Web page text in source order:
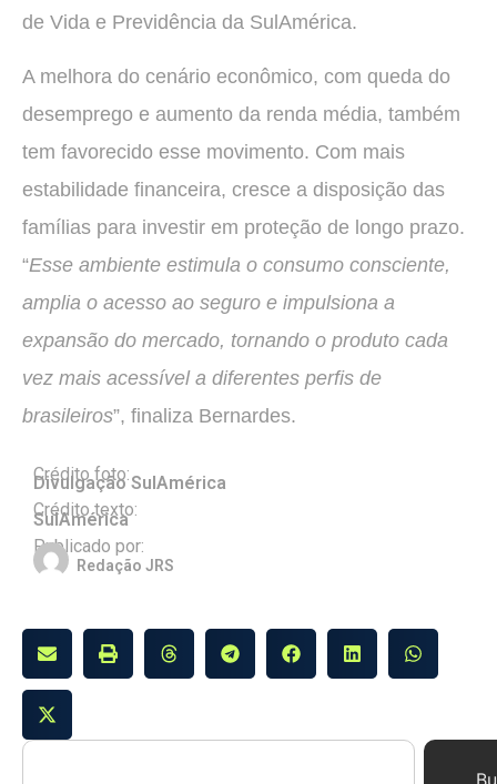
de Vida e Previdência da SulAmérica.
A melhora do cenário econômico, com queda do
desemprego e aumento da renda média, também
tem favorecido esse movimento. Com mais
estabilidade financeira, cresce a disposição das
famílias para investir em proteção de longo prazo.
“Esse ambiente estimula o consumo consciente,
amplia o acesso ao seguro e impulsiona a
expansão do mercado, tornando o produto cada
vez mais acessível a diferentes perfis de
brasileiros”, finaliza Bernardes.
Crédito foto:
Divulgação SulAmérica
Crédito texto:
SulAmérica
Publicado por:
Redação JRS